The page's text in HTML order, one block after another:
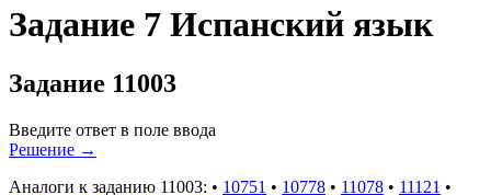
Задание 7 Испанский язык
Задание 11003
Введите ответ в поле ввода
Решение →
Аналоги к заданию 11003: • 10751 • 10778 • 11078 • 11121 •